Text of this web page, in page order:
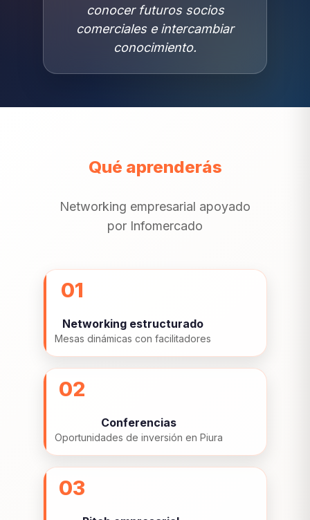
conocer futuros socios
comerciales e intercambiar
conocimiento.
Qué aprenderás
Networking empresarial apoyado
por Infomercado
01
Networking estructurado
Mesas dinámicas con facilitadores
02
Conferencias
Oportunidades de inversión en Piura
03